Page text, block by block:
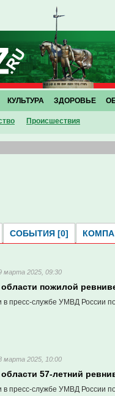
Проиcшествия
КУЛЬТУРА ЗДОРОВЬЕ
СОБЫТИЯ [0]
марта 2025, 09:30
области пожилой
пресс-службе УМВД России
марта 2025, 10:00
57-летний
пресс-службе УМВД России